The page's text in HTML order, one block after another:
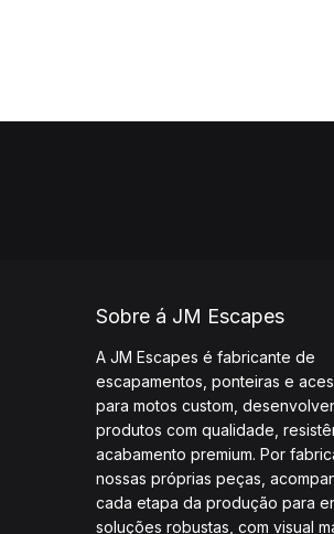
Sobre á JM Escapes
A JM Escapes é fabricante de
escapamentos, ponteiras e
para motos custom,
produtos com qualidade,
acabamento premium. Por
nossas próprias peças,
cada etapa da produção para
soluções robustas, com visual